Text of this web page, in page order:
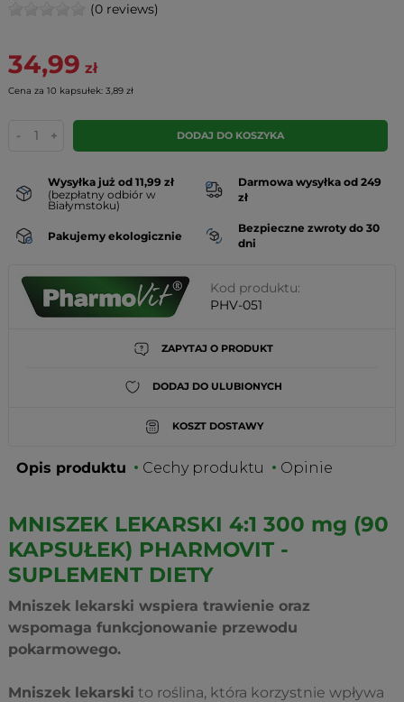
(0 reviews)
34,99 zł
Cena za 10 kapsułek: 3,89 zł
- + DODAJ DO KOSZYKA
Wysyłka już od 11,99 zł
(bezpłatny odbiór w
Białymstoku)
Darmowa wysyłka od 249
zł
Pakujemy ekologicznie
Bezpieczne zwroty do 30
dni
Kod produktu:
PHV-051
ZAPYTAJ O PRODUKT
DODAJ DO ULUBIONYCH
KOSZT DOSTAWY
Opis produktu Cechy produktu Opinie
MNISZEK LEKARSKI 4:1 300 mg (90
KAPSUŁEK) PHARMOVIT -
SUPLEMENT DIETY
Mniszek lekarski wspiera trawienie oraz
wspomaga funkcjonowanie przewodu
pokarmowego.
Mniszek lekarski to roślina, która korzystnie wpływa